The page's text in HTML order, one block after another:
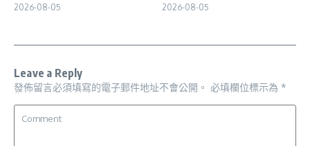
2026-08-05 2026-08-05
Leave a Reply
發佈留言必須填寫的電子郵件地址不會公開。 必填欄位標示為 *